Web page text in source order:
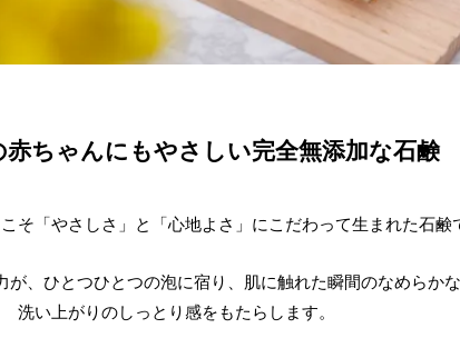
赤ちゃんにもやさしい完全無添加な石鹸
そ 「やさしさ」と「心地よさ」にこだわって生まれた石鹸
、 ひとつひとつの泡に宿り、肌に触れた瞬間のなめらか
洗い上がりのしっとり感をもたらします。